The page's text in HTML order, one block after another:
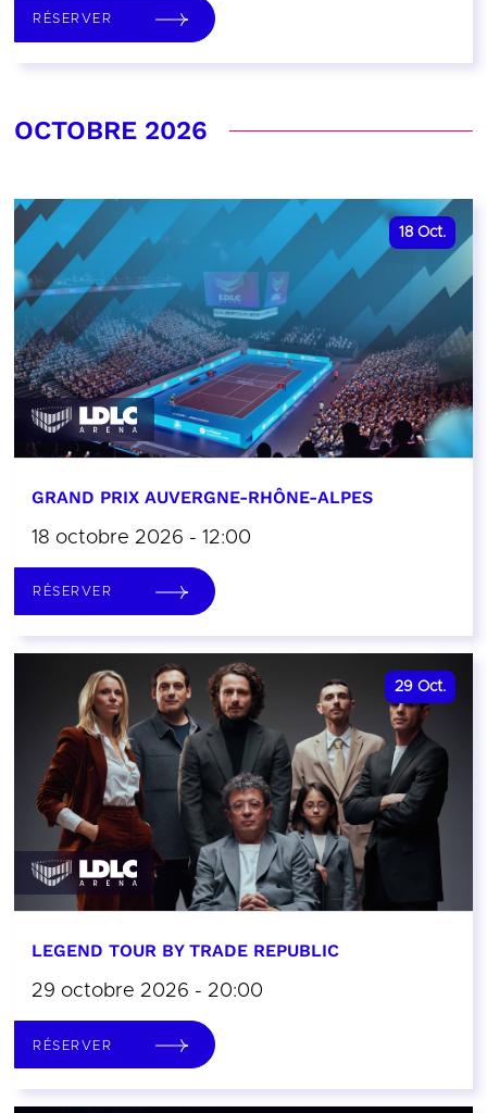
RÉSERVER
OCTOBRE 2026
18 Oct.
GRAND PRIX AUVERGNE-RHÔNE-ALPES
18 octobre 2026 - 12:00
RÉSERVER
29 Oct.
LEGEND TOUR BY TRADE REPUBLIC
29 octobre 2026 - 20:00
RÉSERVER